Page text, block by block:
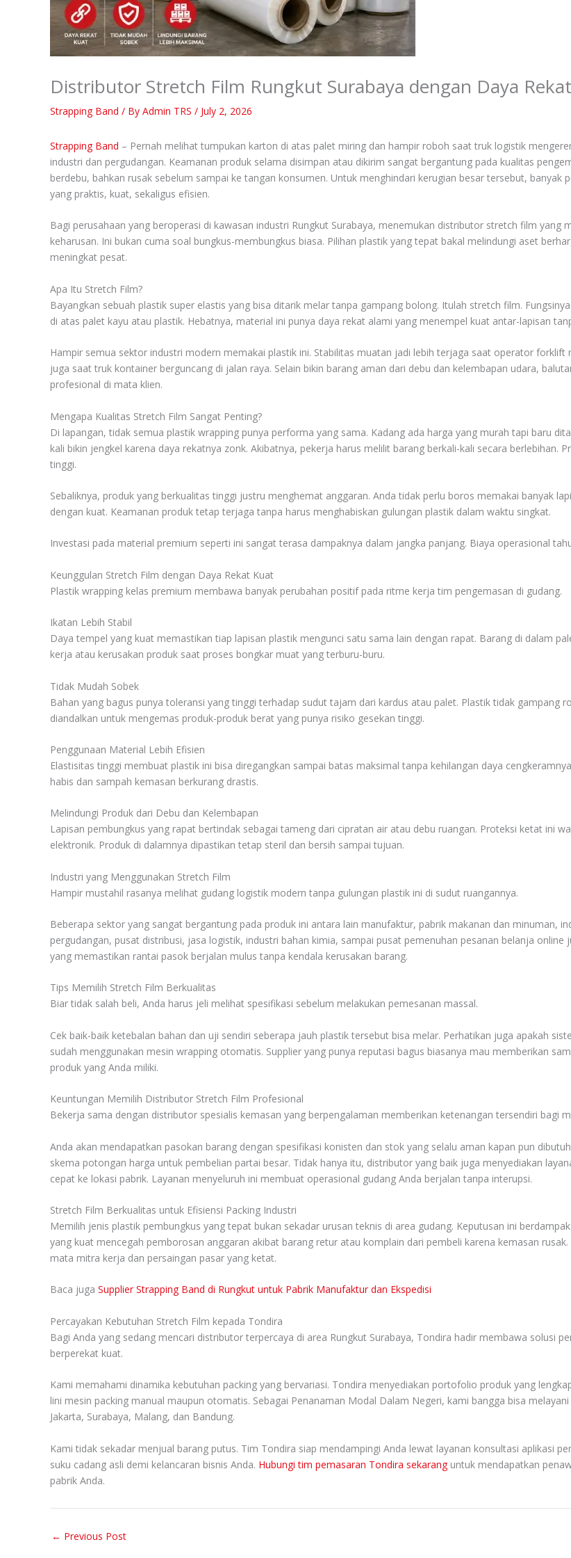
Distributor Stretch Film Rungkut Surabaya dengan Daya
Strapping Band / By Admin TRS / July 2, 2026
Strapping Band – Pernah melihat tumpukan karton di atas palet miring dan hampir roboh saat truk logistik
industri dan pergudangan. Keamanan produk selama disimpan atau dikirim sangat bergantung pada kualitas
berdebu, bahkan rusak sebelum sampai ke tangan konsumen. Untuk menghindari kerugian besar tersebut,
yang praktis, kuat, sekaligus efisien.
Bagi perusahaan yang beroperasi di kawasan industri Rungkut Surabaya, menemukan distributor stretch film
keharusan. Ini bukan cuma soal bungkus-membungkus biasa. Pilihan plastik yang tepat bakal melindungi aset
meningkat pesat.
Apa Itu Stretch Film?
Bayangkan sebuah plastik super elastis yang bisa ditarik melar tanpa gampang bolong. Itulah stretch film.
di atas palet kayu atau plastik. Hebatnya, material ini punya daya rekat alami yang menempel kuat antar-lapisan
Hampir semua sektor industri modern memakai plastik ini. Stabilitas muatan jadi lebih terjaga saat operator
juga saat truk kontainer berguncang di jalan raya. Selain bikin barang aman dari debu dan kelembapan udara,
profesional di mata klien.
Mengapa Kualitas Stretch Film Sangat Penting?
Di lapangan, tidak semua plastik wrapping punya performa yang sama. Kadang ada harga yang murah tapi baru
kali bikin jengkel karena daya rekatnya zonk. Akibatnya, pekerja harus melilit barang berkali-kali secara berlebihan.
tinggi.
Sebaliknya, produk yang berkualitas tinggi justru menghemat anggaran. Anda tidak perlu boros memakai banyak
dengan kuat. Keamanan produk tetap terjaga tanpa harus menghabiskan gulungan plastik dalam waktu singkat.
Investasi pada material premium seperti ini sangat terasa dampaknya dalam jangka panjang. Biaya operasional
Keunggulan Stretch Film dengan Daya Rekat Kuat
Plastik wrapping kelas premium membawa banyak perubahan positif pada ritme kerja tim pengemasan di gudang.
Ikatan Lebih Stabil
Daya tempel yang kuat memastikan tiap lapisan plastik mengunci satu sama lain dengan rapat. Barang di dalam
kerja atau kerusakan produk saat proses bongkar muat yang terburu-buru.
Tidak Mudah Sobek
Bahan yang bagus punya toleransi yang tinggi terhadap sudut tajam dari kardus atau palet. Plastik tidak gampang
diandalkan untuk mengemas produk-produk berat yang punya risiko gesekan tinggi.
Penggunaan Material Lebih Efisien
Elastisitas tinggi membuat plastik ini bisa diregangkan sampai batas maksimal tanpa kehilangan daya
habis dan sampah kemasan berkurang drastis.
Melindungi Produk dari Debu dan Kelembapan
Lapisan pembungkus yang rapat bertindak sebagai tameng dari cipratan air atau debu ruangan. Proteksi ketat ini
elektronik. Produk di dalamnya dipastikan tetap steril dan bersih sampai tujuan.
Industri yang Menggunakan Stretch Film
Hampir mustahil rasanya melihat gudang logistik modern tanpa gulungan plastik ini di sudut ruangannya.
Beberapa sektor yang sangat bergantung pada produk ini antara lain manufaktur, pabrik makanan dan minuman,
pergudangan, pusat distribusi, jasa logistik, industri bahan kimia, sampai pusat pemenuhan pesanan belanja
yang memastikan rantai pasok berjalan mulus tanpa kendala kerusakan barang.
Tips Memilih Stretch Film Berkualitas
Biar tidak salah beli, Anda harus jeli melihat spesifikasi sebelum melakukan pemesanan massal.
Cek baik-baik ketebalan bahan dan uji sendiri seberapa jauh plastik tersebut bisa melar. Perhatikan juga apakah
sudah menggunakan mesin wrapping otomatis. Supplier yang punya reputasi bagus biasanya mau memberikan
produk yang Anda miliki.
Keuntungan Memilih Distributor Stretch Film Profesional
Bekerja sama dengan distributor spesialis kemasan yang berpengalaman memberikan ketenangan tersendiri bagi
Anda akan mendapatkan pasokan barang dengan spesifikasi konisten dan stok yang selalu aman kapan pun
skema potongan harga untuk pembelian partai besar. Tidak hanya itu, distributor yang baik juga menyediakan
cepat ke lokasi pabrik. Layanan menyeluruh ini membuat operasional gudang Anda berjalan tanpa interupsi.
Stretch Film Berkualitas untuk Efisiensi Packing Industri
Memilih jenis plastik pembungkus yang tepat bukan sekadar urusan teknis di area gudang. Keputusan ini
yang kuat mencegah pemborosan anggaran akibat barang retur atau komplain dari pembeli karena kemasan
mata mitra kerja dan persaingan pasar yang ketat.
Baca juga Supplier Strapping Band di Rungkut untuk Pabrik Manufaktur dan Ekspedisi
Percayakan Kebutuhan Stretch Film kepada Tondira
Bagi Anda yang sedang mencari distributor terpercaya di area Rungkut Surabaya, Tondira hadir membawa solusi
berperekat kuat.
Kami memahami dinamika kebutuhan packing yang bervariasi. Tondira menyediakan portofolio produk yang
lini mesin packing manual maupun otomatis. Sebagai Penanaman Modal Dalam Negeri, kami bangga bisa
Jakarta, Surabaya, Malang, dan Bandung.
Kami tidak sekadar menjual barang putus. Tim Tondira siap mendampingi Anda lewat layanan konsultasi aplikasi
suku cadang asli demi kelancaran bisnis Anda. Hubungi tim pemasaran Tondira sekaranguntuk mendapatkan
pabrik Anda.
← Previous Post